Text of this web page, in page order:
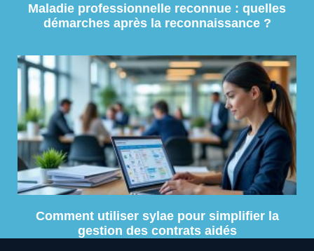
Maladie professionnelle reconnue : quelles
démarches après la reconnaissance ?
Comment utiliser sylae pour simplifier la
gestion des contrats aidés